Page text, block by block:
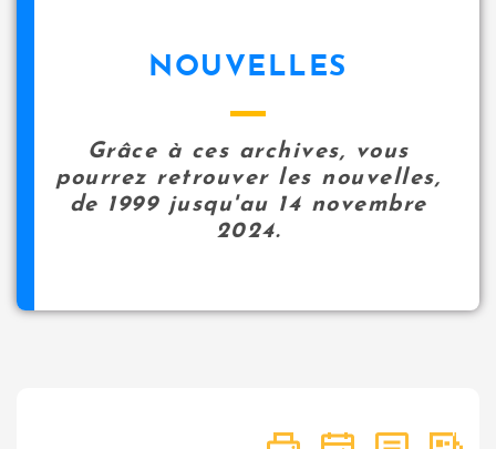
NOUVELLES
Grâce à ces archives, vous
pourrez retrouver les nouvelles,
de 1999 jusqu'au 14 novembre
2024.